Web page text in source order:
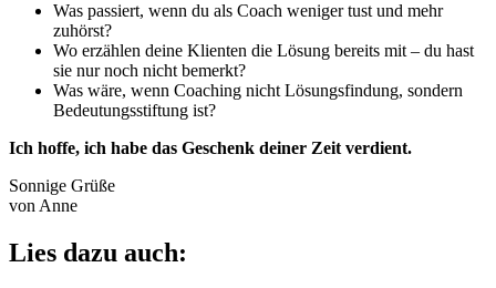
Was passiert, wenn du als Coach weniger tust und mehr
zuhörst?
Wo erzählen deine Klienten die Lösung bereits mit – du hast
sie nur noch nicht bemerkt?
Was wäre, wenn Coaching nicht Lösungsfindung, sondern
Bedeutungsstiftung ist?
Ich hoffe, ich habe das Geschenk deiner Zeit verdient.
Sonnige Grüße
von Anne
Lies dazu auch: